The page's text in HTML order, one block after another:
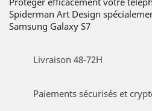
Spiderman Art Design
Samsung Galaxy S7
Livraison 48-72H
Paiements sécurisés et